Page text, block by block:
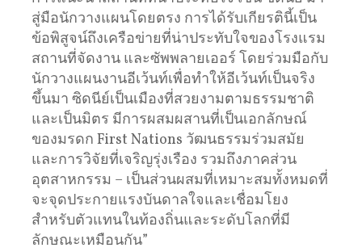
สู่มือนักวางแผนโดยตรง การได้รับเกียรตินี้เป็น
ข้อพิสูจน์ถึงเครือข่ายที่น่าประทับใจของโรงแรม
สถานที่จัดงาน และซัพพลายเออร์ โดยร่วมมือกับ
นักวางแผนงานอีเว้นท์เพื่อทำให้อีเว้นท์เป็นจริง
ขึ้นมา ซิดนีย์เป็นเมืองที่สวยงามตามธรรมชาติ
และเป็นมิตร มีการผสมผสานที่เป็นเอกลักษณ์
ของมรดก First Nations วัฒนธรรมร่วมสมัย
และการวิจัยที่เจริญรุ่งเรือง รวมถึงภาคส่วน
อุตสาหกรรม – เป็นส่วนผสมที่เหมาะสมทั้งหมดที่
จะจุดประกายแรงบันดาลใจและเชื่อมโยง
สำหรับตัวแทนในท้องถิ่นและระดับโลกที่มี
ลักษณะเหมือนกัน”